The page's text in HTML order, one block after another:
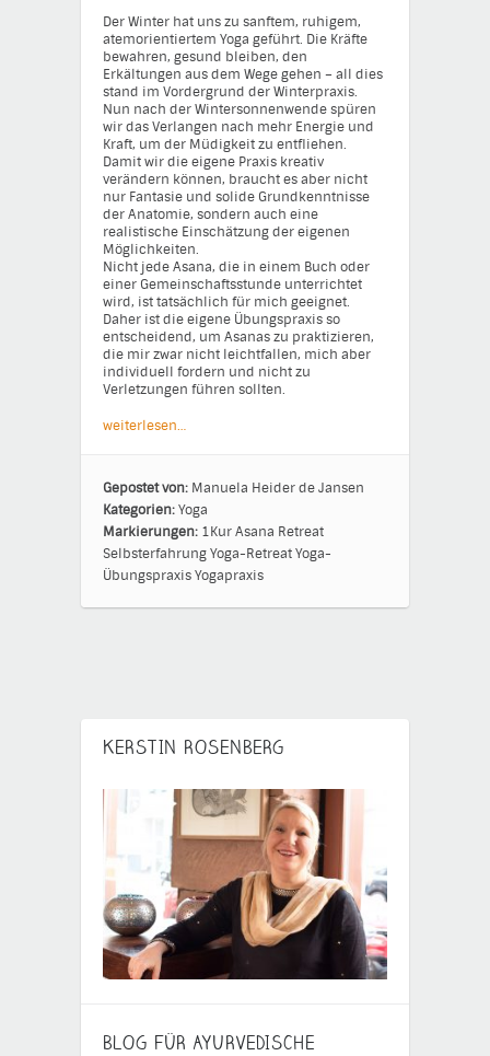
Der Winter hat uns zu sanftem, ruhigem,
atemorientiertem Yoga geführt. Die Kräfte
bewahren, gesund bleiben, den
Erkältungen aus dem Wege gehen – all dies
stand im Vordergrund der Winterpraxis.
Nun nach der Wintersonnenwende spüren
wir das Verlangen nach mehr Energie und
Kraft, um der Müdigkeit zu entfliehen.
Damit wir die eigene Praxis kreativ
verändern können, braucht es aber nicht
nur Fantasie und solide Grundkenntnisse
der Anatomie, sondern auch eine
realistische Einschätzung der eigenen
Möglichkeiten.
Nicht jede Asana, die in einem Buch oder
einer Gemeinschaftsstunde unterrichtet
wird, ist tatsächlich für mich geeignet.
Daher ist die eigene Übungspraxis so
entscheidend, um Asanas zu praktizieren,
die mir zwar nicht leichtfallen, mich aber
individuell fordern und nicht zu
Verletzungen führen sollten.
weiterlesen…
Gepostet von: Manuela Heider de Jansen
Kategorien:Yoga
Markierungen: 1KurAsana Retreat
SelbsterfahrungYoga-RetreatYoga-
ÜbungspraxisYogapraxis
KERSTIN ROSENBERG
BLOG FÜR AYURVEDISCHE